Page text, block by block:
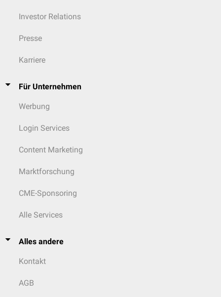
Investor Relations
Presse
Karriere
Für Unternehmen
Werbung
Login Services
Content Marketing
Marktforschung
CME-Sponsoring
Alle Services
Alles andere
Kontakt
AGB